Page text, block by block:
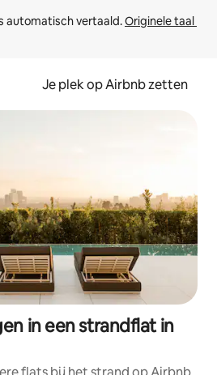
automatisch vertaald. Originele taal
Je plek op Airbnb zetten
in een strandflat in